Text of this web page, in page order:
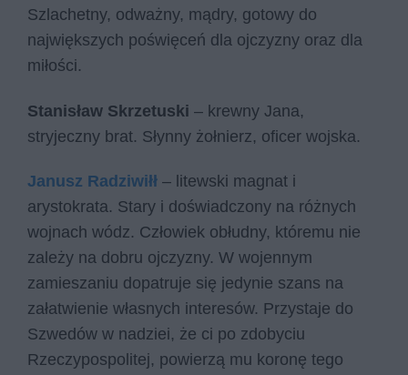
Szlachetny, odważny, mądry, gotowy do
największych poświęceń dla ojczyzny oraz dla
miłości.
Stanisław Skrzetuski – krewny Jana,
stryjeczny brat. Słynny żołnierz, oficer wojska.
Janusz Radziwiłł – litewski magnat i
arystokrata. Stary i doświadczony na różnych
wojnach wódz. Człowiek obłudny, któremu nie
zależy na dobru ojczyzny. W wojennym
zamieszaniu dopatruje się jedynie szans na
załatwienie własnych interesów. Przystaje do
Szwedów w nadziei, że ci po zdobyciu
Rzeczypospolitej, powierzą mu koronę tego